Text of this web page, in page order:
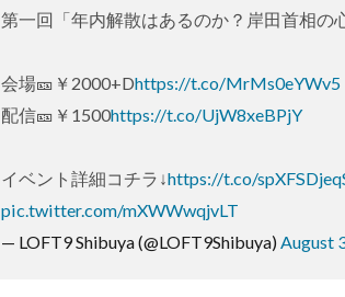
第一回「年内解散はあるのか？岸田首相の
会場🎫￥2000+Dhttps://t.co/MrMs0eYWv5
配信🎫￥1500https://t.co/UjW8xeBPjY
イベント詳細コチラ↓https://t.co/
pic.twitter.com/mXWWwqjvLT
— LOFT9 Shibuya (@LOFT9Shibuya)August